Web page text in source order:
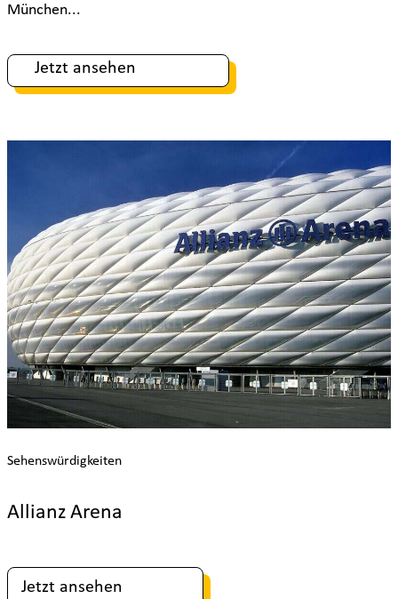
München...
Jetzt ansehen
Allianz Arena
Sehenswürdigkeiten
Jetzt ansehen